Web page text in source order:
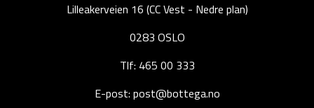
Lilleakerveien 16 (CC Vest - Nedre plan)
0283 OSLO
Tlf: 465 00 333
E-post: post@bottega.no